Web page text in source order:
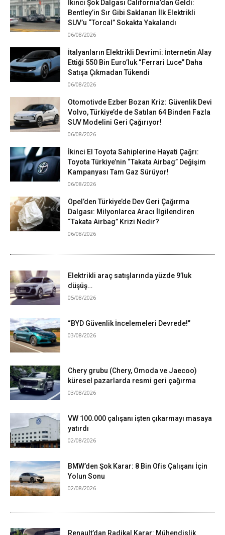
İkinci Şok Dalgası California’dan Geldi:
Bentley’in Sır Gibi Saklanan İlk Elektrikli
SUV’u “Torcal” Sokakta Yakalandı
06/08/2026
İtalyanların Elektrikli Devrimi: İnternetin Alay
Ettiği 550 Bin Euro’luk “Ferrari Luce” Daha
Satışa Çıkmadan Tükendi
06/08/2026
Otomotivde Ezber Bozan Kriz: Güvenlik Devi
Volvo, Türkiye’de de Satılan 64 Binden Fazla
SUV Modelini Geri Çağırıyor!
06/08/2026
İkinci El Toyota Sahiplerine Hayati Çağrı:
Toyota Türkiye’nin “Takata Airbag” Değişim
Kampanyası Tam Gaz Sürüyor!
06/08/2026
Opel’den Türkiye’de Dev Geri Çağırma
Dalgası: Milyonlarca Aracı İlgilendiren
“Takata Airbag” Krizi Nedir?
06/08/2026
Elektrikli araç satışlarında yüzde 9’luk
düşüş…
05/08/2026
“BYD Güvenlik İncelemeleri Devrede!”
03/08/2026
Chery grubu (Chery, Omoda ve Jaecoo)
küresel pazarlarda resmi geri çağırma
03/08/2026
VW 100.000 çalışanı işten çıkarmayı masaya
yatırdı
02/08/2026
BMW’den Şok Karar: 8 Bin Ofis Çalışanı İçin
Yolun Sonu
02/08/2026
Renault’dan Radikal Karar: Mühendislik